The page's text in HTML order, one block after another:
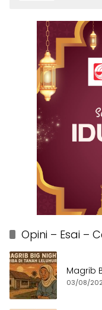
Opini – Esai –
Magrib
03/08/